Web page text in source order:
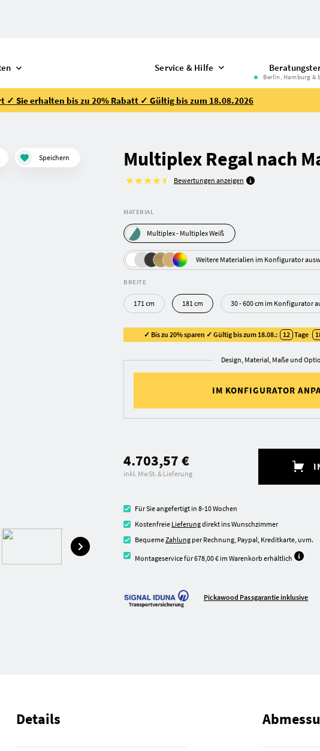
Service & Hilfe
Berlin, Hamburg &
Sie erhalten bis zu 20% Rabatt ✓ Gültig bis zum 18.08.2026
Speichern Multiplex Regal nach
Bewertungen anzeigen
MATERIAL
Multiplex - Multiplex Weiß
Weitere Materialien im Konfigurator
BREITE
171 cm 181 cm 30 - 600 cm im Konfigurator
✓ Bis zu 20% sparen ✓ Gültig bis zum 18.08.: 12 Tage
Design, Material, Maße und
IM KONFIGURATOR
4.703,57 €
inkl. MwSt. & Lieferung
Für Sie angefertigt in 8-10 Wochen
Kostenfreie Lieferungdirekt ins Wunschzimmer
BequemeZahlung per Rechnung, Paypal, Kreditkarte, uvm.
Montageservice für 678,00 € im Warenkorb erhältlich
Pickawood Passgarantie inklusive
Details